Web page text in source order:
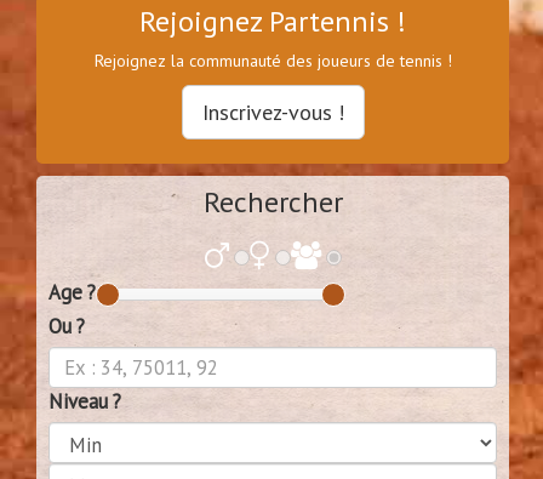
Rejoignez Partennis !
Rejoignez la communauté des joueurs de tennis !
Inscrivez-vous !
Rechercher
Age ?
Ou ?
Niveau ?